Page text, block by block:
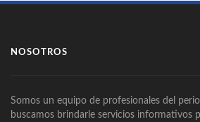
NOSOTROS
Somos un equipo de profesionales del
buscamos brindarle servicios informativos